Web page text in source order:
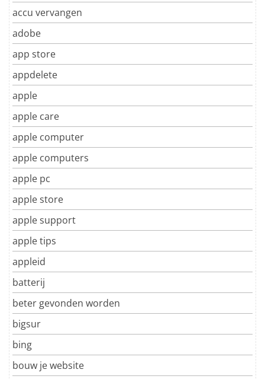
accu vervangen
adobe
app store
appdelete
apple
apple care
apple computer
apple computers
apple pc
apple store
apple support
apple tips
appleid
batterij
beter gevonden worden
bigsur
bing
bouw je website